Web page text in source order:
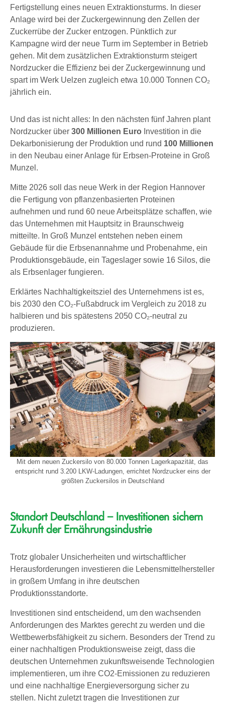
Fertigstellung eines neuen Extraktionsturms. In dieser
Anlage wird bei der Zuckergewinnung den Zellen der
Zuckerrübe der Zucker entzogen. Pünktlich zur
Kampagne wird der neue Turm im September in Betrieb
gehen. Mit dem zusätzlichen Extraktionsturm steigert
Nordzucker die Effizienz bei der Zuckergewinnung und
spart im Werk Uelzen zugleich etwa 10.000 Tonnen CO₂
jährlich ein.
Und das ist nicht alles: In den nächsten fünf Jahren plant
Nordzucker über 300 Millionen Euro Investition in die
Dekarbonisierung der Produktion und rund 100 Millionen
in den Neubau einer Anlage für Erbsen-Proteine in Groß
Munzel.
Mitte 2026 soll das neue Werk in der Region Hannover
die Fertigung von pflanzenbasierten Proteinen
aufnehmen und rund 60 neue Arbeitsplätze schaffen, wie
das Unternehmen mit Hauptsitz in Braunschweig
mitteilte. In Groß Munzel entstehen neben einem
Gebäude für die Erbsenannahme und Probenahme, ein
Produktionsgebäude, ein Tageslager sowie 16 Silos, die
als Erbsenlager fungieren.
Erklärtes Nachhaltigkeitsziel des Unternehmens ist es,
bis 2030 den CO₂-Fußabdruck im Vergleich zu 2018 zu
halbieren und bis spätestens 2050 CO₂-neutral zu
produzieren.
Mit dem neuen Zuckersilo von 80.000 Tonnen Lagerkapazität, das
entspricht rund 3.200 LKW-Ladungen, errichtet Nordzucker eins der
größten Zuckersilos in Deutschland
Standort Deutschland – Investitionen sichern
Zukunft der Ernährungsindustrie
Trotz globaler Unsicherheiten und wirtschaftlicher
Herausforderungen investieren die Lebensmittelhersteller
in großem Umfang in ihre deutschen
Produktionsstandorte.
Investitionen sind entscheidend, um den wachsenden
Anforderungen des Marktes gerecht zu werden und die
Wettbewerbsfähigkeit zu sichern. Besonders der Trend zu
einer nachhaltigen Produktionsweise zeigt, dass die
deutschen Unternehmen zukunftsweisende Technologien
implementieren, um ihre CO2-Emissionen zu reduzieren
und eine nachhaltige Energieversorgung sicher zu
stellen. Nicht zuletzt tragen die Investitionen zur